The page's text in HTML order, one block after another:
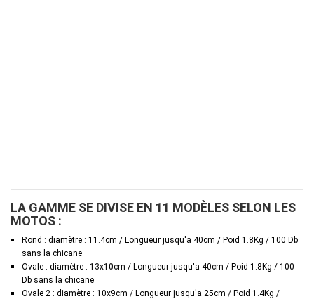
LA GAMME SE DIVISE EN 11 MODÈLES SELON LES
MOTOS :
Rond : diamètre : 11.4cm / Longueur jusqu'a 40cm / Poid 1.8Kg / 100 Db
sans la chicane
Ovale : diamètre : 13x10cm / Longueur jusqu'a 40cm / Poid 1.8Kg / 100
Db sans la chicane
Ovale 2 : diamètre : 10x9cm / Longueur jusqu'a 25cm / Poid 1.4Kg /